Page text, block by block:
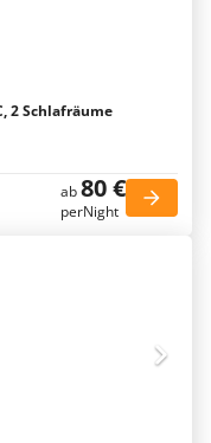
2 Schlafräume
ab80 €
perNight